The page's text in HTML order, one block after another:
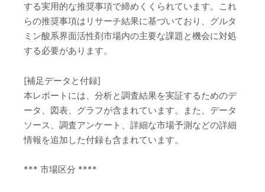
する実用的な推奨事項で締めくくられています。これ
らの推奨事項はリサーチ結果に基づいており、グルタ
ミン酸系界面活性剤市場内の主要な課題と機会に対処
する必要があります。
[補足データと付録]
本レポートには、分析と調査結果を実証するためのデ
ータ、図表、グラフが含まれています。また、データ
ソース、調査アンケート、詳細な市場予測などの詳細
情報を追加した付録も含まれています。
*** 市場区分 ****